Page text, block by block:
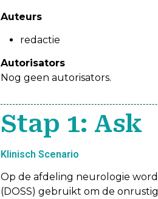
Auteurs
redactie
Autorisators
Nog geen autorisators.
Stap 1: Ask
Klinisch Scenario
Op de afdeling neurologie
(DOSS) gebruikt om de